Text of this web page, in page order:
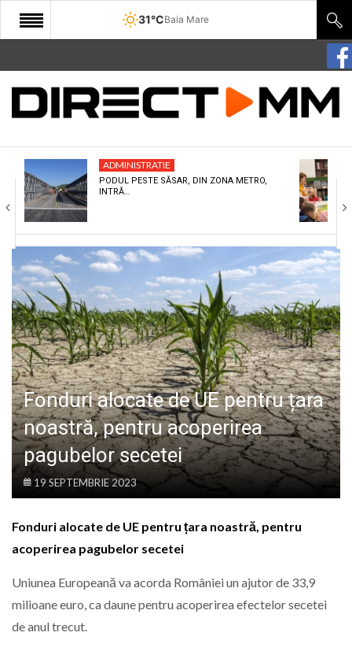
31°CBaia Mare
START
COMUNITATE
CULTURA
ECONOMIE
SANATATE
SPORT
SPECIAL
POLITIC
LIFE
ADMINISTRATIE
PODUL PESTE SĂSAR, DIN ZONA METRO,
INTRĂ…
Fonduri alocate de UE pentru țara
noastră, pentru acoperirea
pagubelor secetei
19 SEPTEMBRIE 2023
Fonduri alocate de UE pentru țara noastră, pentru
acoperirea pagubelor secetei
Uniunea Europeană va acorda României un ajutor de 33,9
milioane euro, ca daune pentru acoperirea efectelor secetei
de anul trecut.